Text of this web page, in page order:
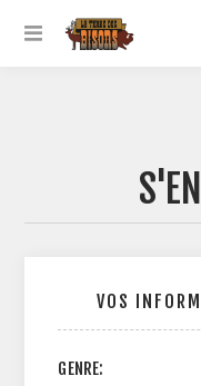
VOS
GENRE: